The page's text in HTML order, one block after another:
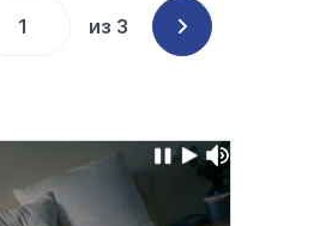
из 3